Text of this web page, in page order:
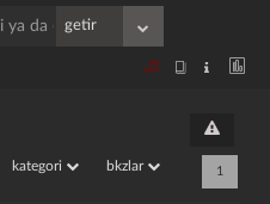
kategori bkzlar 1